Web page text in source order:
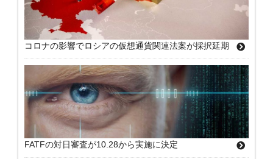
コロナの影響でロシアの仮想通貨関連法案が採択延期
FATFの対日審査が10.28から実施に決定